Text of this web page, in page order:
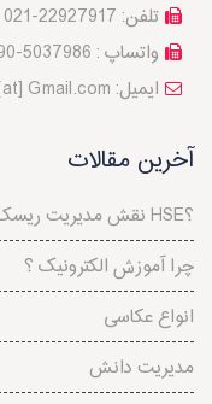
تلفن: 22927917-021
واتساپ : 5037986-0990
a2zelearn [at] Gmail.com :ایمیل
آخرین مقالات
نقش مدیریت ریسک در HSE؟
چرا آموزش الکترونیک ؟
انواع عکاسی
مدیریت دانش